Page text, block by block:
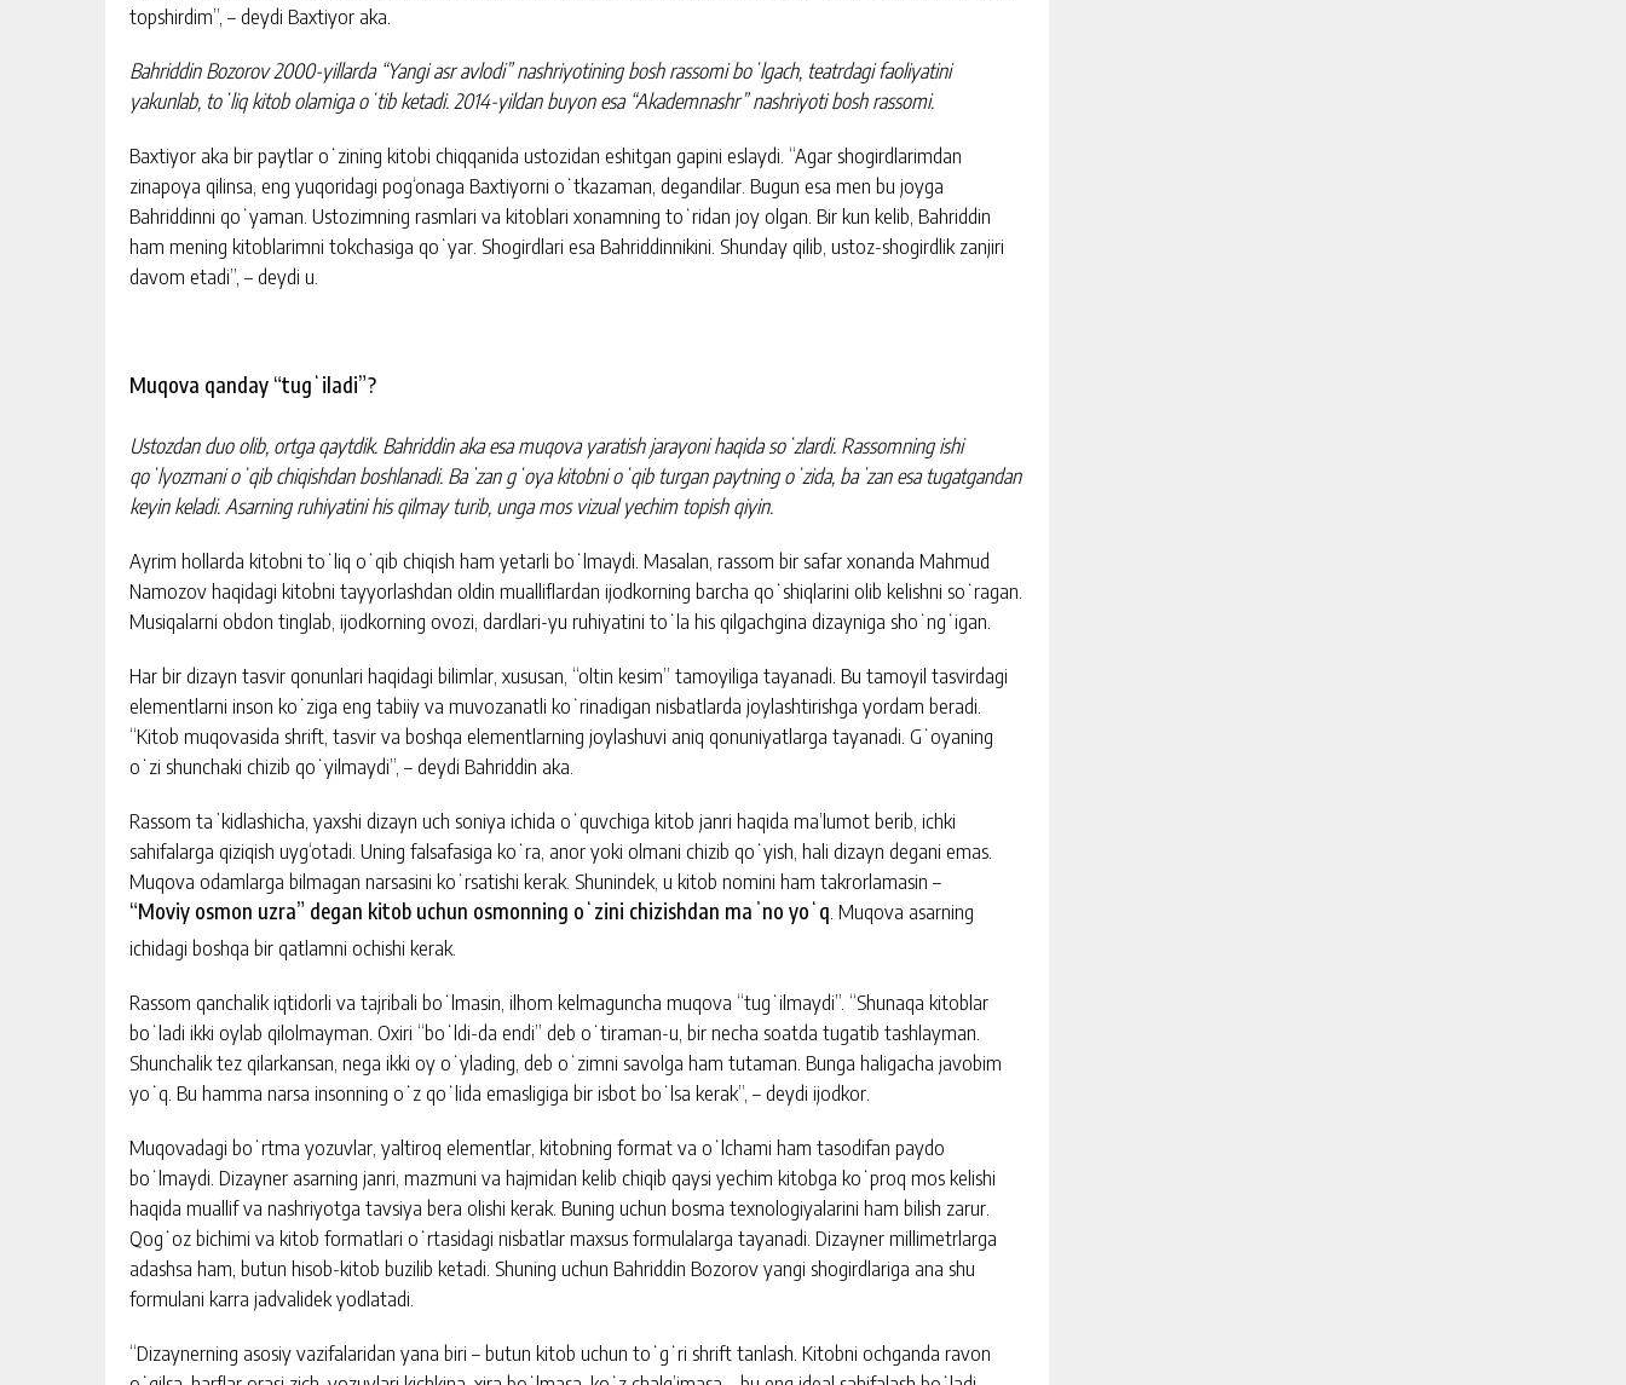
topshirdim”, – deydi Baxtiyor aka.
Bahriddin Bozorov 2000-yillarda “Yangi asr avlodi” nashriyotining bosh rassomi boʻlgach, teatrdagi faoliyatini
yakunlab, toʻliq kitob olamiga oʻtib ketadi. 2014-yildan buyon esa “Akademnashr” nashriyoti bosh rassomi.
Baxtiyor aka bir paytlar oʻzining kitobi chiqqanida ustozidan eshitgan gapini eslaydi. “Agar shogirdlarimdan
zinapoya qilinsa, eng yuqoridagi pog‘onaga Baxtiyorni oʻtkazaman, degandilar. Bugun esa men bu joyga
Bahriddinni qoʻyaman. Ustozimning rasmlari va kitoblari xonamning toʻridan joy olgan. Bir kun kelib, Bahriddin
ham mening kitoblarimni tokchasiga qoʻyar. Shogirdlari esa Bahriddinnikini. Shunday qilib, ustoz-shogirdlik zanjiri
davom etadi”, – deydi u.
Muqova qanday “tugʻiladi”?
Ustozdan duo olib, ortga qaytdik. Bahriddin aka esa muqova yaratish jarayoni haqida soʻzlardi. Rassomning ishi
qoʻlyozmani oʻqib chiqishdan boshlanadi. Baʼzan gʻoya kitobni oʻqib turgan paytning oʻzida, baʼzan esa tugatgandan
keyin keladi. Asarning ruhiyatini his qilmay turib, unga mos vizual yechim topish qiyin.
Ayrim hollarda kitobni toʻliq oʻqib chiqish ham yetarli boʻlmaydi. Masalan, rassom bir safar xonanda Mahmud
Namozov haqidagi kitobni tayyorlashdan oldin mualliflardan ijodkorning barcha qoʻshiqlarini olib kelishni soʻragan.
Musiqalarni obdon tinglab, ijodkorning ovozi, dardlari-yu ruhiyatini toʻla his qilgachgina dizayniga shoʻngʻigan.
Har bir dizayn tasvir qonunlari haqidagi bilimlar, xususan, “oltin kesim” tamoyiliga tayanadi. Bu tamoyil tasvirdagi
elementlarni inson koʻziga eng tabiiy va muvozanatli koʻrinadigan nisbatlarda joylashtirishga yordam beradi.
“Kitob muqovasida shrift, tasvir va boshqa elementlarning joylashuvi aniq qonuniyatlarga tayanadi. Gʻoyaning
oʻzi shunchaki chizib qoʻyilmaydi”, – deydi Bahriddin aka.
Rassom taʼkidlashicha, yaxshi dizayn uch soniya ichida oʻquvchiga kitob janri haqida ma’lumot berib, ichki
sahifalarga qiziqish uyg‘otadi. Uning falsafasiga koʻra, anor yoki olmani chizib qoʻyish, hali dizayn degani emas.
Muqova odamlarga bilmagan narsasini koʻrsatishi kerak. Shunindek, u kitob nomini ham takrorlamasin –
“Moviy osmon uzra” degan kitob uchun osmonning oʻzini chizishdan maʼno yoʻq . Muqova asarning
ichidagi boshqa bir qatlamni ochishi kerak.
Rassom qanchalik iqtidorli va tajribali boʻlmasin, ilhom kelmaguncha muqova “tugʻilmaydi”. “Shunaqa kitoblar
boʻladi ikki oylab qilolmayman. Oxiri “boʻldi-da endi” deb oʻtiraman-u, bir necha soatda tugatib tashlayman.
Shunchalik tez qilarkansan, nega ikki oy oʻylading, deb oʻzimni savolga ham tutaman. Bunga haligacha javobim
yoʻq. Bu hamma narsa insonning oʻz qoʻlida emasligiga bir isbot boʻlsa kerak”, – deydi ijodkor.
Muqovadagi boʻrtma yozuvlar, yaltiroq elementlar, kitobning format va oʻlchami ham tasodifan paydo
boʻlmaydi. Dizayner asarning janri, mazmuni va hajmidan kelib chiqib qaysi yechim kitobga koʻproq mos kelishi
haqida muallif va nashriyotga tavsiya bera olishi kerak. Buning uchun bosma texnologiyalarini ham bilish zarur.
Qogʻoz bichimi va kitob formatlari oʻrtasidagi nisbatlar maxsus formulalarga tayanadi. Dizayner millimetrlarga
adashsa ham, butun hisob-kitob buzilib ketadi. Shuning uchun Bahriddin Bozorov yangi shogirdlariga ana shu
formulani karra jadvalidek yodlatadi.
“Dizaynerning asosiy vazifalaridan yana biri – butun kitob uchun toʻgʻri shrift tanlash. Kitobni ochganda ravon